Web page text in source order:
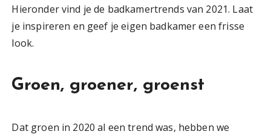
Hieronder vind je de badkamertrends van 2021. Laat
je inspireren en geef je eigen badkamer een frisse
look.
Groen, groener, groenst
Dat groen in 2020 al een trend was, hebben we